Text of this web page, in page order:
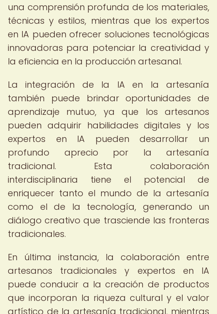
una comprensión profunda de los materiales,
técnicas y estilos, mientras que los expertos
en IA pueden ofrecer soluciones tecnológicas
innovadoras para potenciar la creatividad y
la eficiencia en la producción artesanal.
La integración de la IA en la artesanía
también puede brindar oportunidades de
aprendizaje mutuo, ya que los artesanos
pueden adquirir habilidades digitales y los
expertos en IA pueden desarrollar un
profundo aprecio por la artesanía
tradicional. Esta colaboración
interdisciplinaria tiene el potencial de
enriquecer tanto el mundo de la artesanía
como el de la tecnología, generando un
diálogo creativo que trasciende las fronteras
tradicionales.
En última instancia, la colaboración entre
artesanos tradicionales y expertos en IA
puede conducir a la creación de productos
que incorporan la riqueza cultural y el valor
artístico de la artesanía tradicional, mientras